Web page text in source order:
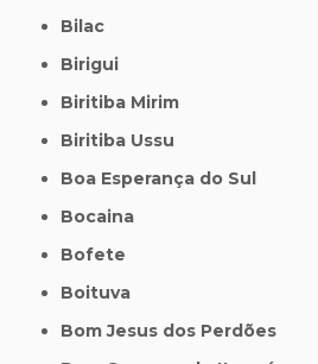
Bilac
Birigui
Biritiba Mirim
Biritiba Ussu
Boa Esperança do Sul
Bocaina
Bofete
Boituva
Bom Jesus dos Perdões